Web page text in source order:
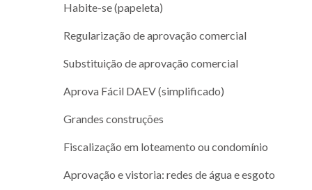
Habite-se (papeleta)
Regularização de aprovação comercial
Substituição de aprovação comercial
Aprova Fácil DAEV (simplificado)
Grandes construções
Fiscalização em loteamento ou condomínio
Aprovação e vistoria: redes de água e esgoto